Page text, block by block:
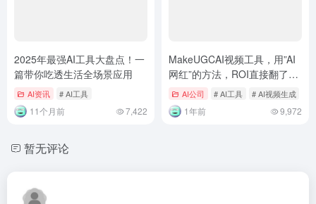
2025年最强AI工具大盘点！一
篇带你吃透生活全场景应用
AI资讯 # AI工具
11个月前 7,422
MakeUGCAI视频工具，用”AI
网红”的方法，ROI直接翻了3
倍 AI公司 # AI工具 # AI视频生成
1年前 9,972
暂无评论